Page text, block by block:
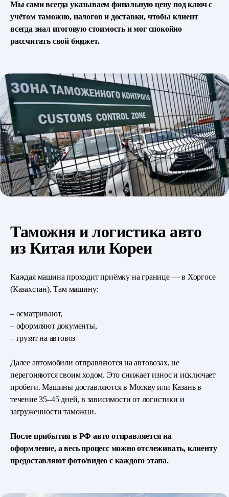
Мы сами всегда указываем финальную цену под ключ с
учётом таможно, налогов и доставки, чтобы клиент
всегда знал итоговую стоимость и мог спокойно
рассчитать свой бюджет.
Таможня и логистика авто
из Китая или Кореи
Каждая машина проходит приёмку на границе — в Хоргосе
(Казахстан). Там машину:
– осматривают,
– оформляют документы,
– грузят на автовоз
Далее автомобили отправляются на автовозах, не
перегоняются своим ходом. Это снижает износ и исключает
пробеги. Машины доставляются в Москву или Казань в
течение 35–45 дней, в зависимости от логистики и
загруженности таможни.
После прибытия в РФ авто отправляется на
оформление, а весь процесс можно отслеживать, клиенту
предоставляют фото/видео с каждого этапа.
Все статьи
+7 (985) 655-49-95
Казань, ул. Четаева, 14А к2
Москва, ул. Смольная, 2
Нажимая «Оставить заявку», вы
Оставить заявку